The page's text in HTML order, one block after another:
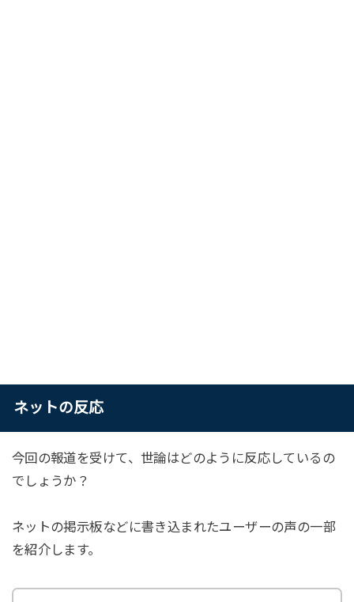
ネットの反応
今回の報道を受けて、世論はどのように反応しているの
でしょうか？
ネットの掲示板などに書き込まれたユーザーの声の一部
を紹介します。